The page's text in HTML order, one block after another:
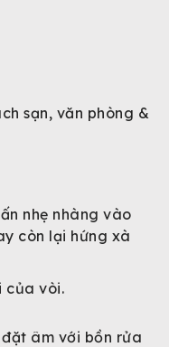
sạn, văn phòng &
nhẹ nhàng vào
còn lại hứng xà
của vòi.
âm với bồn rửa